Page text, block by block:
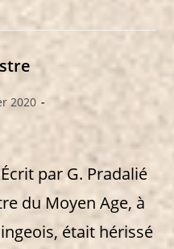
2020
par G. Pradalié
du Moyen Age, à
était hérissé